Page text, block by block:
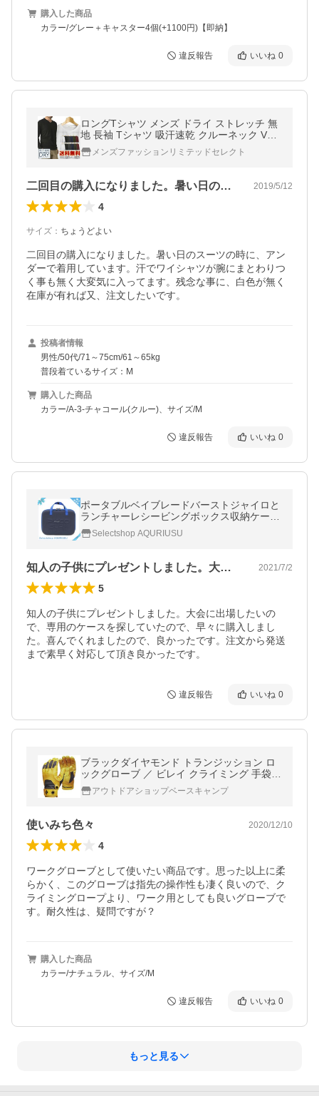
購入した商品
カラー/グレー＋キャスター4個(+1100円)【即納】
違反報告 いいね 0
ロングTシャツ メンズ ドライ ストレッチ 無
地 長袖 Tシャツ 吸汗速乾 クルーネック Vネ
ック RQ0871 通販M15
メンズファッションリミテッドセレクト
二回目の購入になりました。暑い日のスー… 2019/5/12
4
サイズ ： ちょうどよい
二回目の購入になりました。暑い日のスーツの時に、アン
ダーで着用しています。汗でワイシャツが腕にまとわりつ
く事も無く大変気に入ってます。残念な事に、白色が無く
在庫が有れば又、注文したいです。
投稿者情報
男性/50代/71～75cm/61～65kg
普段着ているサイズ：M
購入した商品
カラー/A-3-チャコール(クルー)、サイズ/M
違反報告 いいね 0
ポータブルベイブレードバーストジャイロと
ランチャーレシービングボックス収納ケース
[並行輸入品]
Selectshop AQURIUSU
知人の子供にプレゼントしました。大会に… 2021/7/2
5
知人の子供にプレゼントしました。大会に出場したいの
で、専用のケースを探していたので、早々に購入しまし
た。喜んでくれましたので、良かったです。注文から発送
まで素早く対応して頂き良かったです。
違反報告 いいね 0
ブラックダイヤモンド トランジッション ロ
ックグローブ ／ ビレイ クライミング 手袋
ゴートレザー
アウトドアショップベースキャンプ
使いみち色々 2020/12/10
4
ワークグローブとして使いたい商品です。思った以上に柔
らかく、このグローブは指先の操作性も凄く良いので、ク
ライミングロープより、ワーク用としても良いグローブで
す。耐久性は、疑問ですが？
購入した商品
カラー/ナチュラル、サイズ/M
違反報告 いいね 0
もっと見る